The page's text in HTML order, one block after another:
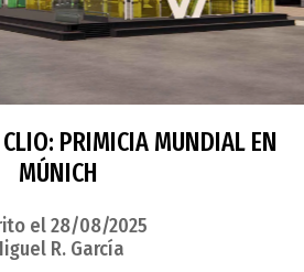
PRIMICIA MUNDIAL EN
MÚNICH
el 28/08/2025
R. García